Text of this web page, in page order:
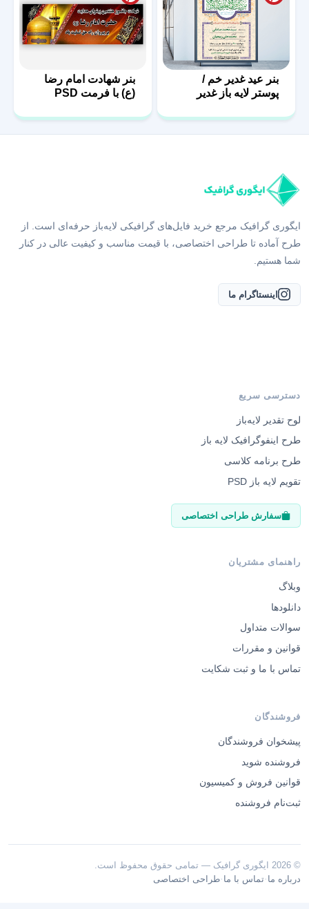
بنر عید غدیر خم /
پوستر لایه باز غدیر
بنر شهادت امام رضا
(ع) با فرمت PSD
ایگوری گرافیک مرجع خرید فایل‌های گرافیکی لایه‌باز حرفه‌ای است. از
طرح آماده تا طراحی اختصاصی، با قیمت مناسب و کیفیت عالی در کنار
شما هستیم.
اینستاگرام ما
دسترسی سریع
لوح تقدیر لایه‌باز
طرح اینفوگرافیک لایه باز
طرح برنامه کلاسی
تقویم لایه باز PSD
سفارش طراحی اختصاصی
راهنمای مشتریان
وبلاگ
دانلودها
سوالات متداول
قوانین و مقررات
تماس با ما و ثبت شکایت
فروشندگان
پیشخوان فروشندگان
فروشنده شوید
قوانین فروش و کمیسیون
ثبت‌نام فروشنده
© 2026 ایگوری گرافیک — تمامی حقوق محفوظ است.
درباره ما ·تماس با ما ·طراحی اختصاصی